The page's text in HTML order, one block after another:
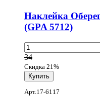
Наклейка
(GPA 5712)
34
Скидка 21%
Арт.17-6117